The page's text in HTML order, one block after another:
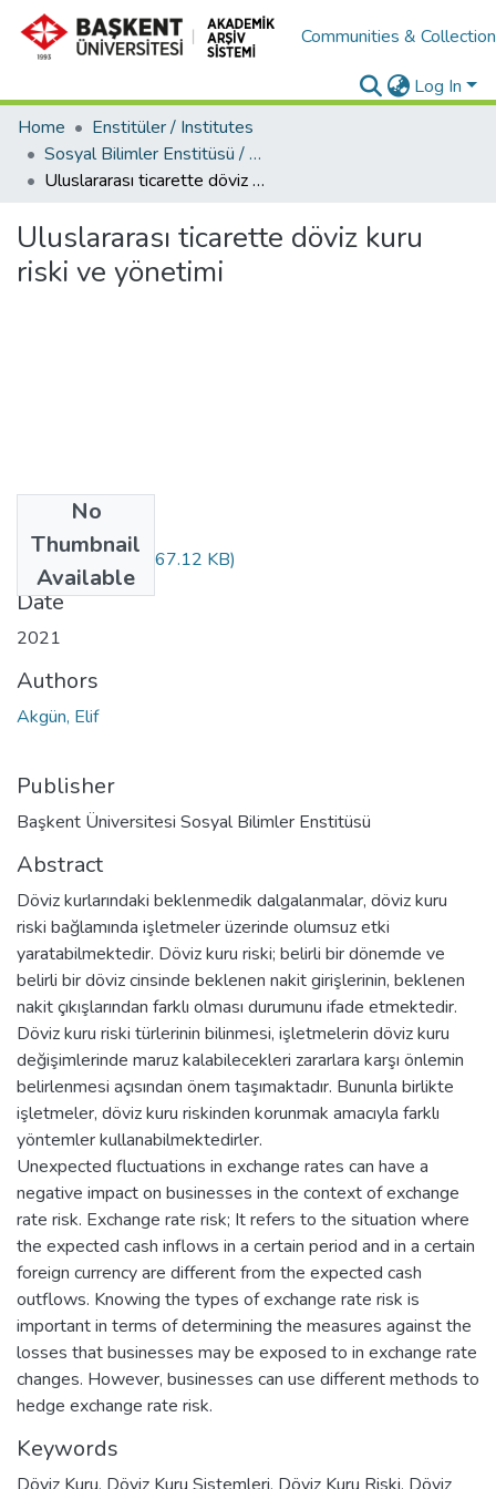
Communities &
Log In
Home
Enstitüler / Institutes
Sosyal Bilimler Enstitüsü / Social Sciences Institute
Uluslararası ticarette döviz kuru riski ve yönetimi
Uluslararası ticarette döviz kuru
riski ve yönetimi
No
Thumbnail
Available
10417421.pdf(767.12 KB)
Date
2021
Authors
Akgün, Elif
Publisher
Başkent Üniversitesi Sosyal Bilimler Enstitüsü
Abstract
Döviz kurlarındaki beklenmedik dalgalanmalar, döviz kuru
riski bağlamında işletmeler üzerinde olumsuz etki
yaratabilmektedir. Döviz kuru riski; belirli bir dönemde ve
belirli bir döviz cinsinde beklenen nakit girişlerinin, beklenen
nakit çıkışlarından farklı olması durumunu ifade etmektedir.
Döviz kuru riski türlerinin bilinmesi, işletmelerin döviz kuru
değişimlerinde maruz kalabilecekleri zararlara karşı önlemin
belirlenmesi açısından önem taşımaktadır. Bununla birlikte
işletmeler, döviz kuru riskinden korunmak amacıyla farklı
yöntemler kullanabilmektedirler.
Unexpected fluctuations in exchange rates can have a
negative impact on businesses in the context of exchange
rate risk. Exchange rate risk; It refers to the situation where
the expected cash inflows in a certain period and in a certain
foreign currency are different from the expected cash
outflows. Knowing the types of exchange rate risk is
important in terms of determining the measures against the
losses that businesses may be exposed to in exchange rate
changes. However, businesses can use different methods to
hedge exchange rate risk.
Keywords